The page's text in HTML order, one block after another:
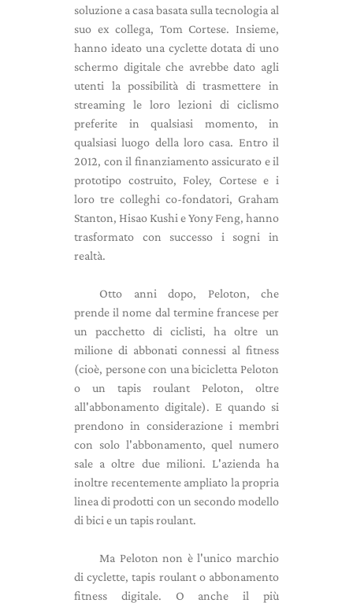
soluzione a casa basata sulla tecnologia al
suo ex collega, Tom Cortese. Insieme,
hanno ideato una cyclette dotata di uno
schermo digitale che avrebbe dato agli
utenti la possibilità di trasmettere in
streaming le loro lezioni di ciclismo
preferite in qualsiasi momento, in
qualsiasi luogo della loro casa. Entro il
2012, con il finanziamento assicurato e il
prototipo costruito, Foley, Cortese e i
loro tre colleghi co-fondatori, Graham
Stanton, Hisao Kushi e Yony Feng, hanno
trasformato con successo i sogni in
realtà.
Otto anni dopo, Peloton, che
prende il nome dal termine francese per
un pacchetto di ciclisti, ha oltre un
milione di abbonati connessi al fitness
(cioè, persone con una bicicletta Peloton
o un tapis roulant Peloton, oltre
all'abbonamento digitale). E quando si
prendono in considerazione i membri
con solo l'abbonamento, quel numero
sale a oltre due milioni. L'azienda ha
inoltre recentemente ampliato la propria
linea di prodotti con un secondo modello
di bici e un tapis roulant.
Ma Peloton non è l'unico marchio
di cyclette, tapis roulant o abbonamento
fitness digitale. O anche il più